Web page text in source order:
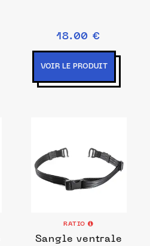
18.00 €
VOIR LE PRODUIT
RATIO
Sangle ventrale